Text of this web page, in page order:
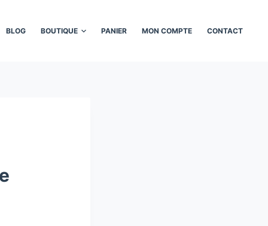
BLOG BOUTIQUE PANIER MON COMPTE CONTACT